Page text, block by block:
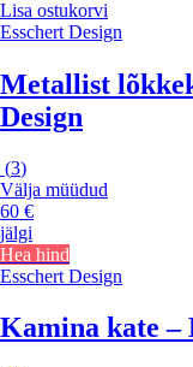
Lisa ostukorvi
Esschert Design
Metallist
Design
(3)
Välja müüdud
60 €
jälgi
Hea hind
Esschert Design
Kamina kate –